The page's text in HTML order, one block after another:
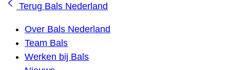
Terug Bals Nederland
Over Bals Nederland
Team Bals
Werken bij Bals